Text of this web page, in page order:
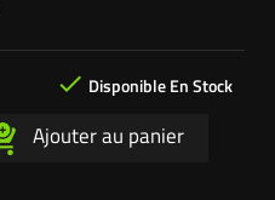
 Disponible En Stock
Ajouter au panier